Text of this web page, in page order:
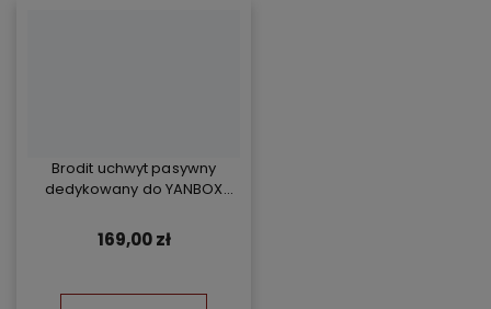
Brodit uchwyt pasywny
dedykowany do YANBOX
169,00 zł